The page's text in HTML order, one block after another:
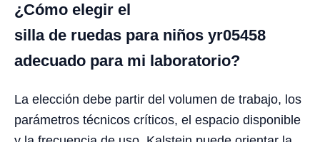
¿Cómo elegir el
silla de ruedas para niños yr05458
adecuado para mi laboratorio?
La elección debe partir del volumen de trabajo, los
parámetros técnicos críticos, el espacio disponible